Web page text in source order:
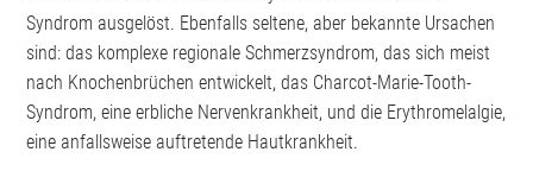
Syndrom ausgelöst. Ebenfalls seltene, aber bekannte Ursachen
sind: das komplexe regionale Schmerzsyndrom, das sich meist
nach Knochenbrüchen entwickelt, das Charcot-Marie-Tooth-
Syndrom, eine erbliche Nervenkrankheit, und die Erythromelalgie,
eine anfallsweise auftretende Hautkrankheit.